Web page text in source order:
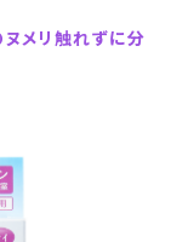
メリ触れずに分